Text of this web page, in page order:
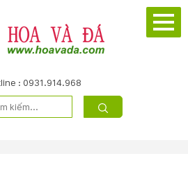
: 0931.914.968